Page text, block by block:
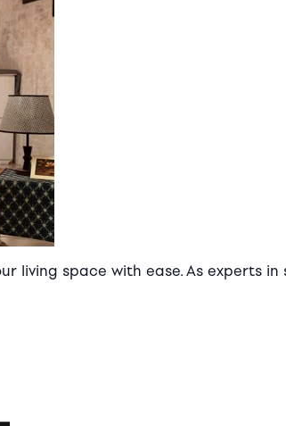
space with ease. As experts in